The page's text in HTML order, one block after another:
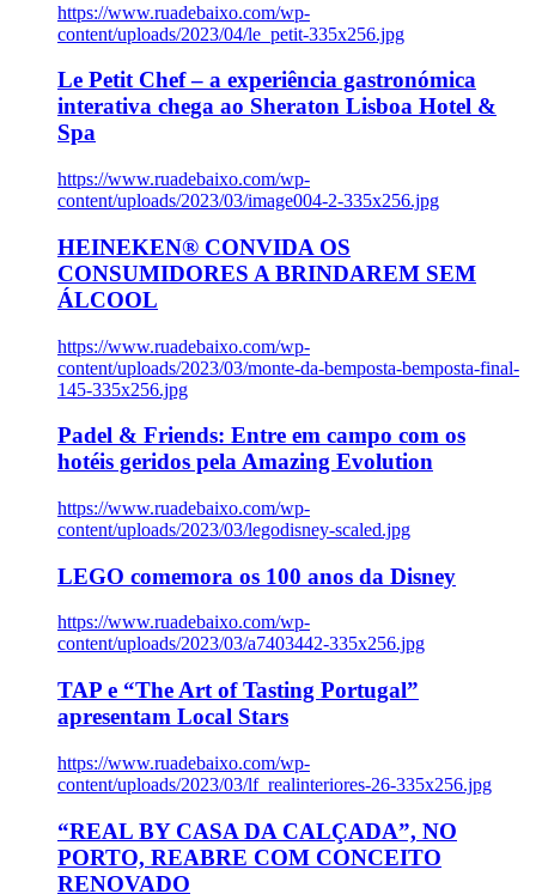
https://www.ruadebaixo.com/wp-
content/uploads/2023/04/le_petit-335x256.jpg
Le Petit Chef – a experiência gastronómica
interativa chega ao Sheraton Lisboa Hotel &
Spa
https://www.ruadebaixo.com/wp-
content/uploads/2023/03/image004-2-335x256.jpg
HEINEKEN® CONVIDA OS
CONSUMIDORES A BRINDAREM SEM
ÁLCOOL
https://www.ruadebaixo.com/wp-
content/uploads/2023/03/monte-da-bemposta-bemposta-final-
145-335x256.jpg
Padel & Friends: Entre em campo com os
hotéis geridos pela Amazing Evolution
https://www.ruadebaixo.com/wp-
content/uploads/2023/03/legodisney-scaled.jpg
LEGO comemora os 100 anos da Disney
https://www.ruadebaixo.com/wp-
content/uploads/2023/03/a7403442-335x256.jpg
TAP e “The Art of Tasting Portugal”
apresentam Local Stars
https://www.ruadebaixo.com/wp-
content/uploads/2023/03/lf_realinteriores-26-335x256.jpg
“REAL BY CASA DA CALÇADA”, NO
PORTO, REABRE COM CONCEITO
RENOVADO